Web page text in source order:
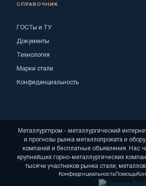
СПРАВОЧНИК
ГОСТы и ТУ
Документы
Технология
Марки стали
Конфиденциальность
Металлургпром - металлургический
и прогнозы рынка металлопроката и
компаний и бесплатные объявления. Нас
крупнейших горно-металлургических
тысячи участников рынка стали,
КонфиденциальностьПомощь